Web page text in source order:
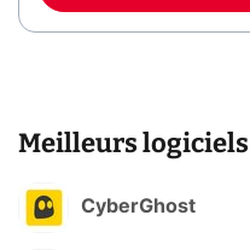
Meilleurs logiciels
CyberGhost